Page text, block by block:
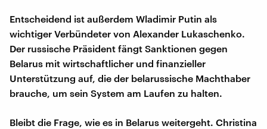
Entscheidend ist außerdem Wladimir Putin als
wichtiger Verbündeter von Alexander Lukaschenko.
Der russische Präsident fängt Sanktionen gegen
Belarus mit wirtschaftlicher und finanzieller
Unterstützung auf, die der belarussische Machthaber
brauche, um sein System am Laufen zu halten.
Bleibt die Frage, wie es in Belarus weitergeht. Christina